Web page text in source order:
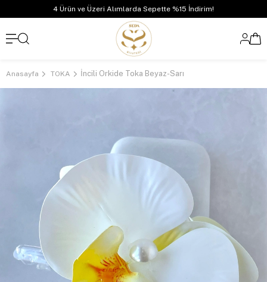
4 Ürün ve Üzeri Alımlarda Sepette %15 İndirim!
Anasayfa TOKA İncili Orkide Toka Beyaz-Sarı